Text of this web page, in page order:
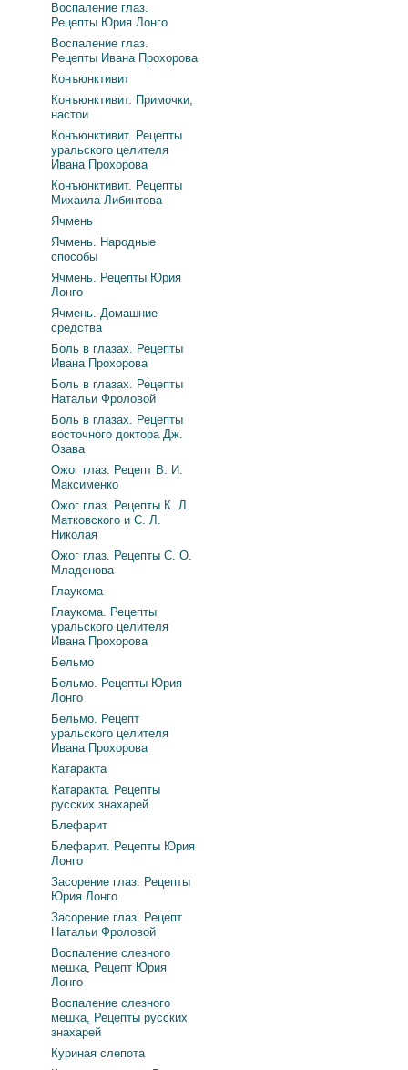
Воспаление глаз.
Рецепты Юрия Лонго
Воспаление глаз.
Рецепты Ивана Прохорова
Конъюнктивит
Конъюнктивит. Примочки,
настои
Конъюнктивит. Рецепты
уральского целителя
Ивана Прохорова
Конъюнктивит. Рецепты
Михаила Либинтова
Ячмень
Ячмень. Народные
способы
Ячмень. Рецепты Юрия
Лонго
Ячмень. Домашние
средства
Боль в глазах. Рецепты
Ивана Прохорова
Боль в глазах. Рецепты
Натальи Фроловой
Боль в глазах. Рецепты
восточного доктора Дж.
Озава
Ожог глаз. Рецепт В. И.
Максименко
Ожог глаз. Рецепты К. Л.
Матковского и С. Л.
Николая
Ожог глаз. Рецепты С. О.
Младенова
Глаукома
Глаукома. Рецепты
уральского целителя
Ивана Прохорова
Бельмо
Бельмо. Рецепты Юрия
Лонго
Бельмо. Рецепт
уральского целителя
Ивана Прохорова
Катаракта
Катаракта. Рецепты
русских знахарей
Блефарит
Блефарит. Рецепты Юрия
Лонго
Засорение глаз. Рецепты
Юрия Лонго
Засорение глаз. Рецепт
Натальи Фроловой
Воспаление слезного
мешка, Рецепт Юрия
Лонго
Воспаление слезного
мешка, Рецепты русских
знахарей
Куриная слепота